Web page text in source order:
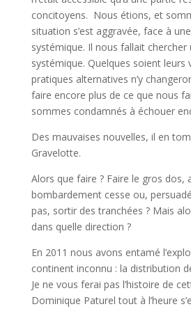
concitoyens. Nous étions, et
situation s’est aggravée, face à
systémique. Il nous fallait chercher
systémique. Quelques soient leurs
pratiques alternatives n’y
faire encore plus de ce que nous
sommes condamnés à échouer
Des mauvaises nouvelles, il en
Gravelotte.
Alors que faire ? Faire le gros dos,
bombardement cesse ou,
pas, sortir des tranchées ? Mais
dans quelle direction ?
En 2011 nous avons entamé
continent inconnu : la distribution
Je ne vous ferai pas l’histoire de
Dominique Paturel tout à l’heure